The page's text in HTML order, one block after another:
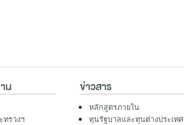
น
ทรวงฯ
ข่าวสาร
หลักสูตรภายใน
ทุนรัฐบาลและทุนต่างประเทศ